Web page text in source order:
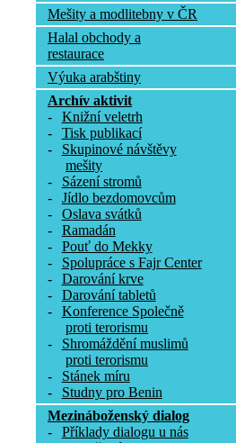
Mešity a modlitebny v ČR
Halal obchody a
restaurace
Výuka arabštiny
Archív aktivit
-
Knižní veletrh
-
Tisk publikací
-
Skupinové návštěvy
mešity
-
Sázení stromů
-
Jídlo bezdomovcům
-
Oslava svátků
-
Ramadán
-
Pouť do Mekky
-
Spolupráce s Fajr Center
-
Darování krve
-
Darování tabletů
-
Konference Společně
proti terorismu
-
Shromáždění muslimů
proti terorismu
-
Stánek míru
-
Studny pro Benin
Mezináboženský dialog
-
Příklady dialogu u nás